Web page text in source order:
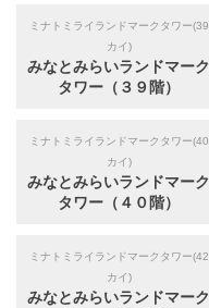
ミナトミライランドマークタワー(39
カイ)
みなとみらいランドマーク
タワー（３９階）
ミナトミライランドマークタワー(40
カイ)
みなとみらいランドマーク
タワー（４０階）
ミナトミライランドマークタワー(42
カイ)
みなとみらいランドマーク